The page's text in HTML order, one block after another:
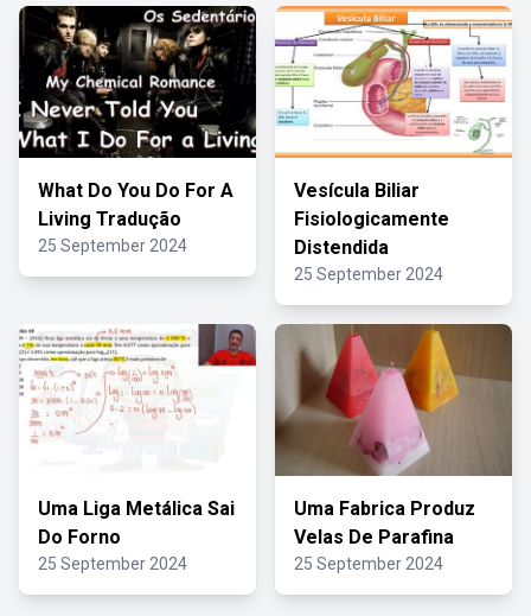
What Do You Do For A
Living Tradução
25 September 2024
Vesícula Biliar
Fisiologicamente
Distendida
25 September 2024
Uma Liga Metálica Sai
Do Forno
25 September 2024
Uma Fabrica Produz
Velas De Parafina
25 September 2024